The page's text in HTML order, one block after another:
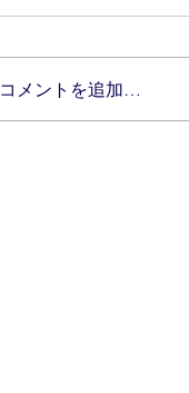
コメントを追加…